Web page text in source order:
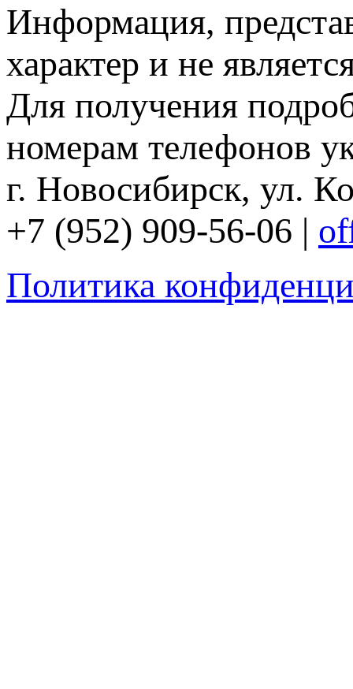
Информация,
характер и не
Для получения
номерам телефонов
г. Новосибирск, ул.
+7 (952) 909-56-06 |
Политика